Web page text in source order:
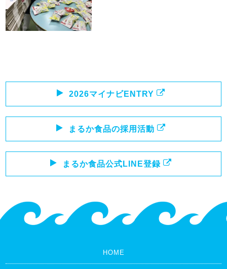
2026マイナビENTRY
まるか食品の採用活動
まるか食品公式LINE登録
HOME